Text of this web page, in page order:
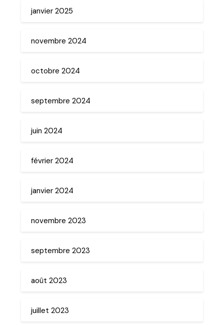
janvier 2025
novembre 2024
octobre 2024
septembre 2024
juin 2024
février 2024
janvier 2024
novembre 2023
septembre 2023
août 2023
juillet 2023